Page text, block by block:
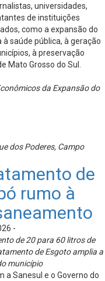
universidades,
de instituições
como a expansão do
saúde pública, à geração
à preservação
Mato Grosso do Sul.
da Expansão do
dos Poderes, Campo
de
rumo à
-
de 20 para 60 litros de
de Esgoto amplia a
município
a Sanesul e o Governo do